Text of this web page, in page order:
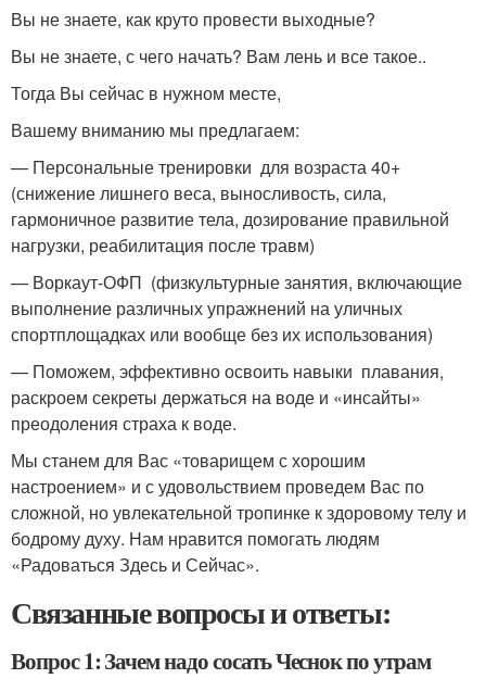
Вы не знаете, как круто провести выходные?
Вы не знаете, с чего начать? Вам лень и все такое..
Тогда Вы сейчас в нужном месте,
Вашему вниманию мы предлагаем:
— Персональные тренировки для возраста 40+
(снижение лишнего веса, выносливость, сила,
гармоничное развитие тела, дозирование правильной
нагрузки, реабилитация после травм)
— Воркаут-ОФП (физкультурные занятия, включающие
выполнение различных упражнений на уличных
спортплощадках или вообще без их использования)
— Поможем, эффективно освоить навыки плавания,
раскроем секреты держаться на воде и «инсайты»
преодоления страха к воде.
Мы станем для Вас «товарищем с хорошим
настроением» и с удовольствием проведем Вас по
сложной, но увлекательной тропинке к здоровому телу и
бодрому духу. Нам нравится помогать людям
«Радоваться Здесь и Сейчас».
Связанные вопросы и ответы:
Вопрос 1: Зачем надо сосать Чеснок по утрам